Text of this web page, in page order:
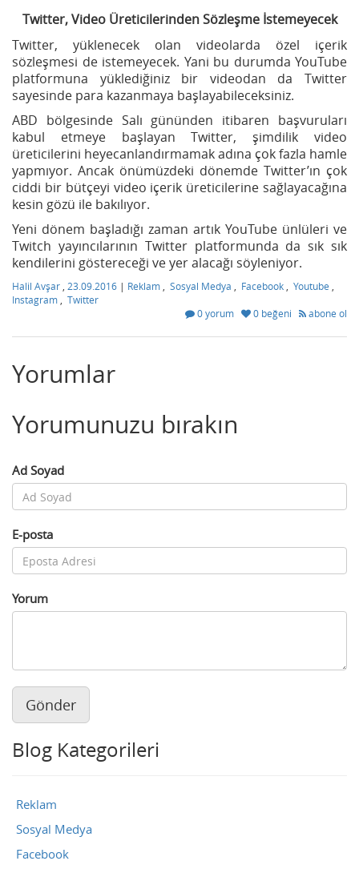
Twitter, Video Üreticilerinden Sözleşme İstemeyecek
Twitter, yüklenecek olan videolarda özel içerik
sözleşmesi de istemeyecek. Yani bu durumda YouTube
platformuna yüklediğiniz bir videodan da Twitter
sayesinde para kazanmaya başlayabileceksiniz.
ABD bölgesinde Salı gününden itibaren başvuruları
kabul etmeye başlayan Twitter, şimdilik video
üreticilerini heyecanlandırmamak adına çok fazla hamle
yapmıyor. Ancak önümüzdeki dönemde Twitter’ın çok
ciddi bir bütçeyi video içerik üreticilerine sağlayacağına
kesin gözü ile bakılıyor.
Yeni dönem başladığı zaman artık YouTube ünlüleri ve
Twitch yayıncılarının Twitter platformunda da sık sık
kendilerini göstereceği ve yer alacağı söyleniyor.
Halil Avşar 23.09.2016 | Reklam Sosyal Medya Facebook Youtube
Instagram
Twitter
0 yorum
0 beğeni abone ol
Yorumlar
Yorumunuzu bırakın
Ad Soyad
E-posta
Yorum
Gönder
Blog Kategorileri
Reklam
Sosyal Medya
Facebook